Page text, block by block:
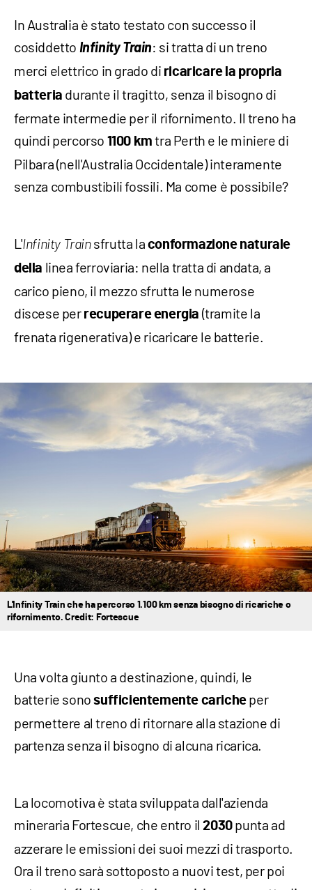
In Australia è stato testato con successo il
cosiddetto Infinity Train: si tratta di un treno
merci elettrico in grado di ricaricare la propria
batteria durante il tragitto, senza il bisogno di
fermate intermedie per il rifornimento. Il treno ha
quindi percorso 1100 km tra Perth e le miniere di
Pilbara (nell'Australia Occidentale) interamente
senza combustibili fossili. Ma come è possibile?
L'Infinity Trainsfrutta la conformazione naturale
della linea ferroviaria: nella tratta di andata, a
carico pieno, il mezzo sfrutta le numerose
discese per recuperare energia (tramite la
frenata rigenerativa) e ricaricare le batterie.
L'Infinity Train che ha percorso 1.100 km senza bisogno di ricariche o
rifornimento. Credit: Fortescue
Una volta giunto a destinazione, quindi, le
batterie sonosufficientemente caricheper
permettere al treno di ritornare alla stazione di
partenza senza il bisogno di alcuna ricarica.
La locomotiva è stata sviluppata dall'azienda
mineraria Fortescue, che entro il2030punta ad
azzerare le emissioni dei suoi mezzi di trasporto.
Ora il treno sarà sottoposto a nuovi test, per poi